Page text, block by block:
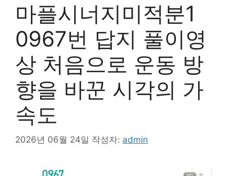
마플시너지미적분1
0967번 답지 풀이영
상 처음으로 운동 방
향을 바꾼 시각의 가
속도
2026년 06월 24일 작성자: admin